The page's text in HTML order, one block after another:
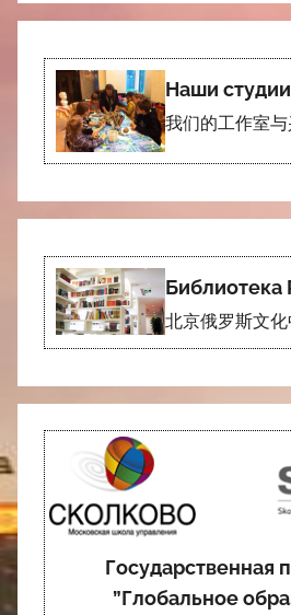
Наши
我们的工作室
Библиотека
北京俄罗斯文
Государственная
”Глобальное